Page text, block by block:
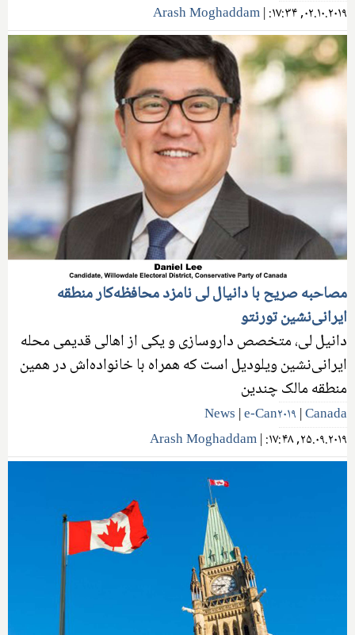
۰۲.۱۰.۲۰۱۹, ۱۷:۳۴: |
Arash Moghaddam
مصاحبه صریح با دانیال لی نامزد محافظه‌کار منطقه
ایرانی‌نشین تورنتو
دانیل لی، متخصص داروسازی و یکی از اهالی قدیمی محله
ایرانی‌نشین ویلودیل است که همراه با خانواده‌اش در همین
منطقه مالک چندین
News |e-Can۲۰۱۹ |Canada
۲۵.۰۹.۲۰۱۹, ۱۷:۴۸:
|
Arash Moghaddam